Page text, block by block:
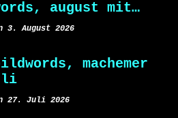
august mit…
3. August 2026
machemer
27. Juli 2026